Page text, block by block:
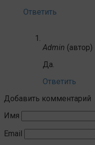
Ответить
Admin (автор)
Да.
Ответить
Добавить комментарий
Имя
Email